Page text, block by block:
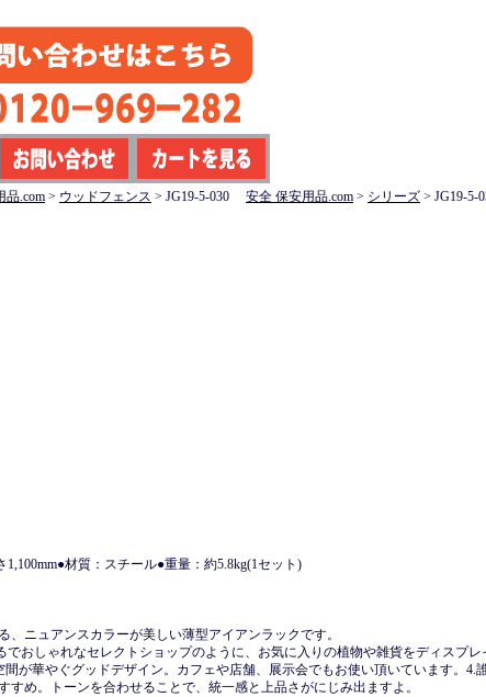
品.com > ウッドフェンス > JG19-5-030 安全 保安用品.com > シリーズ > JG19-5-
1,100mm●材質：スチール●重量：約5.8kg(1セット)
、ニュアンスカラーが美しい薄型アイアンラックです。
おしゃれなセレクトショップのように、お気に入りの植物や雑貨をディスプレ
が華やぐグッドデザイン。カフェや店舗、展示会でもお使い頂いています。4.
め。トーンを合わせることで、統一感と上品さがにじみ出ますよ。